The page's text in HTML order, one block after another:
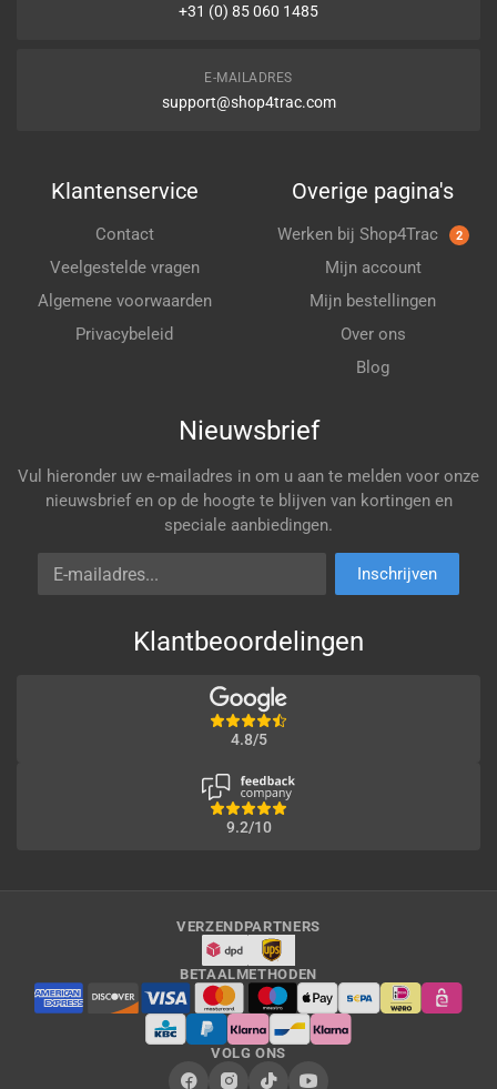
+31 (0) 85 060 1485
E-MAILADRES
support@shop4trac.com
Klantenservice
Contact
Veelgestelde vragen
Algemene voorwaarden
Privacybeleid
Overige pagina's
Werken bij Shop4Trac 2
Mijn account
Mijn bestellingen
Over ons
Blog
Nieuwsbrief
Vul hieronder uw e-mailadres in om u aan te melden voor onze
nieuwsbrief en op de hoogte te blijven van kortingen en
speciale aanbiedingen.
E-mailadres
Inschrijven
Klantbeoordelingen
4.8/5
9.2/10
VERZENDPARTNERS
BETAALMETHODEN
VOLG ONS